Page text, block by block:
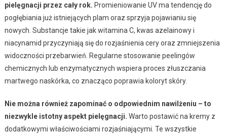
pielęgnacji przez cały rok. Promieniowanie UV ma tendencję do
pogłębiania już istniejących plam oraz sprzyja pojawianiu się
nowych. Substancje takie jak witamina C, kwas azelainowy i
niacynamid przyczyniają się do rozjaśnienia cery oraz zmniejszenia
widoczności przebarwień. Regularne stosowanie peelingów
chemicznych lub enzymatycznych wspiera proces złuszczania
martwego naskórka, co znacząco poprawia koloryt skóry.
Nie można również zapominać o odpowiednim nawilżeniu – to
niezwykle istotny aspekt pielęgnacji. Warto postawić na kremy z
dodatkowymi właściwościami rozjaśniającymi. Te wszystkie